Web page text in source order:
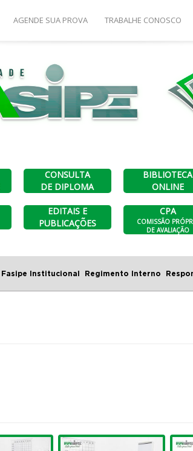
AGENDE SUA PROVA TRABALHE CONOSCO
Escolha uma opção
CONSULTA
DE DIPLOMA
BIBLIOTECA
ONLINE
EDITAIS E
PUBLICAÇÕES
CPA
COMISSÃO
DE AVALIAÇÃO
Consultas a
DIPLOMAS ANTERIORES A
Fasipe Institucional Regimento Interno